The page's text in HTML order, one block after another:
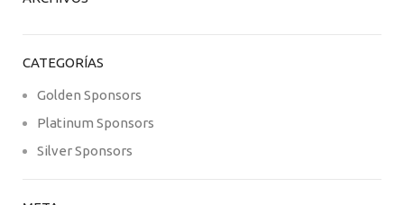
CATEGORÍAS
Golden Sponsors
Platinum Sponsors
Silver Sponsors